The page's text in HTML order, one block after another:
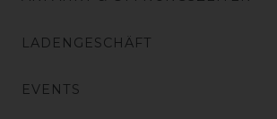
LADENGESCHÄFT
EVENTS